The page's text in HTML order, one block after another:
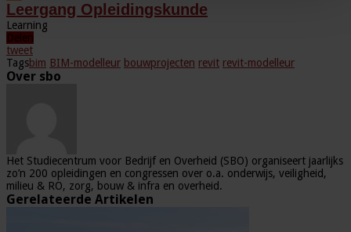
Leergang Opleidingskunde
Learning
Delen
tweet
Tagsbim BIM-modelleur bouwprojecten revit revit-modelleur
Over sbo
Het Studiecentrum voor Bedrijf en Overheid (SBO) organiseert jaarlijks
zo’n 200 opleidingen en congressen over o.a. onderwijs, veiligheid,
milieu & RO, zorg, bouw & infra en overheid.
Gerelateerde Artikelen